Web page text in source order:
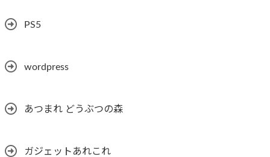
PS5
wordpress
あつまれ どうぶつの森
ガジェットあれこれ